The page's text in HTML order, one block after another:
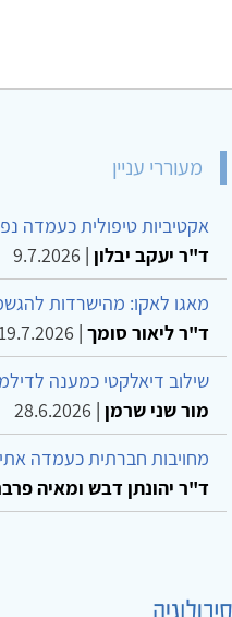
מעוררי עניין
אקטיביות טיפולית כעמדה
ד"ר יעקב יבלון |
9.7.2026
מאגו לאקו: מהישרדות
ד"ר ליאור סומך |
שילוב דיאלקטי כמענה
מור שני שרמן |
28.6.2026
מחויבות חברתית כעמדה
ד"ר יהונתן דבש ומאיה